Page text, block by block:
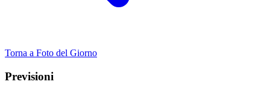
Torna a Foto del Giorno
Previsioni